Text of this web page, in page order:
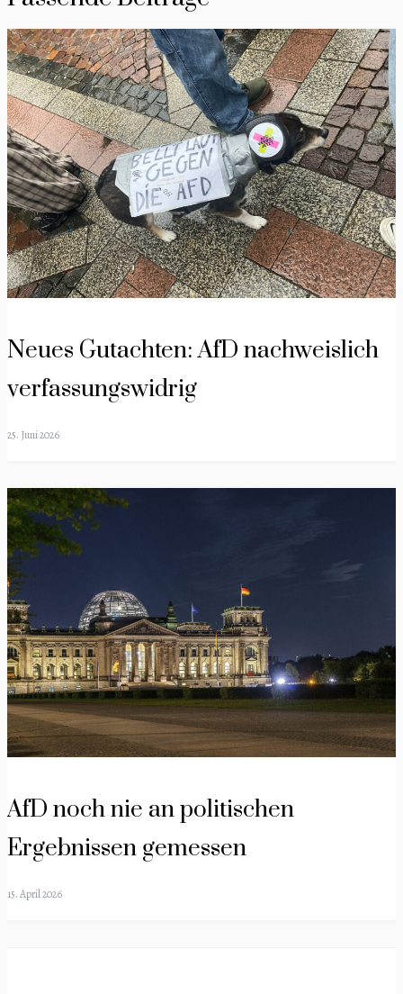
Neues Gutachten: AfD nachweislich
verfassungswidrig
25. Juni 2026
AfD noch nie an politischen
Ergebnissen gemessen
15. April 2026